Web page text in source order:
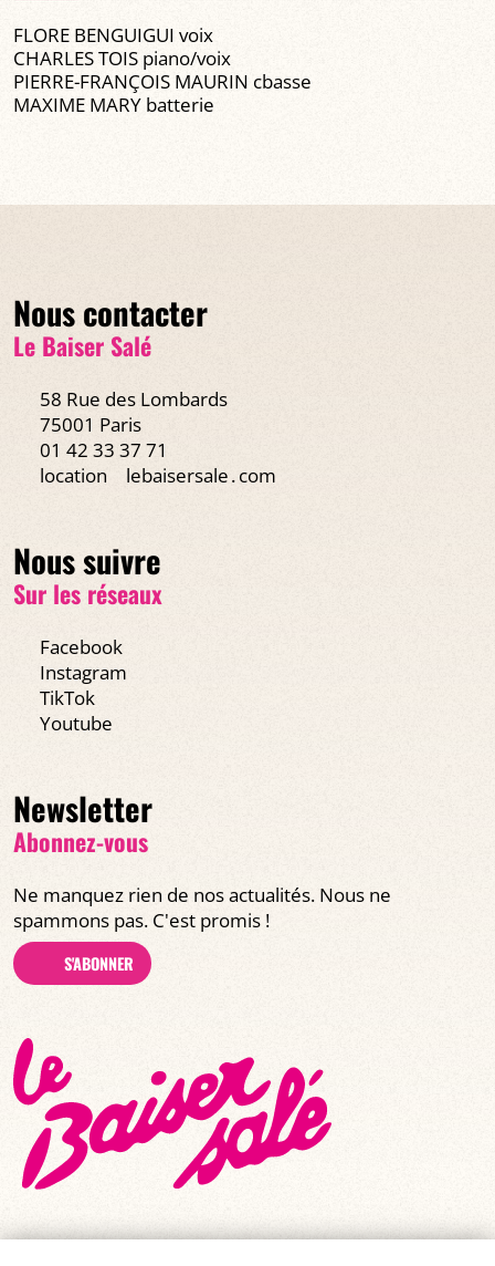
FLORE BENGUIGUI voix
CHARLES TOIS piano/voix
PIERRE-FRANÇOIS MAURIN cbasse
MAXIME MARY batterie
Nous contacter
Le Baiser Salé
58 Rue des Lombards
75001 Paris
01 42 33 37 71
location
lebaisersale․com
Nous suivre
Sur les réseaux
Facebook
Instagram
TikTok
Youtube
Newsletter
Abonnez-vous
Ne manquez rien de nos actualités. Nous ne
spammons pas. C'est promis !
S'ABONNER